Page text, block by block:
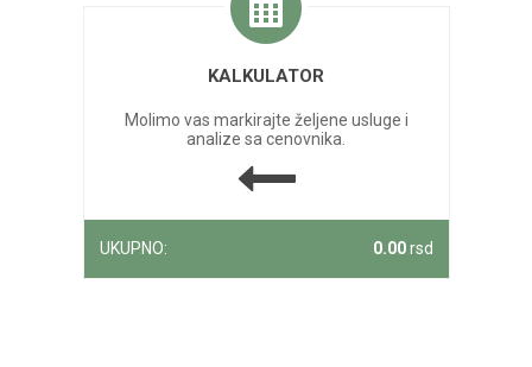
KALKULATOR
Molimo vas markirajte željene usluge i
analize sa cenovnika.
UKUPNO: 0.00rsd